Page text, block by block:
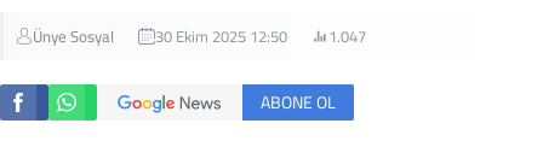
Ünye Sosyal 30 Ekim 2025 12:50 1.047
ABONE OL